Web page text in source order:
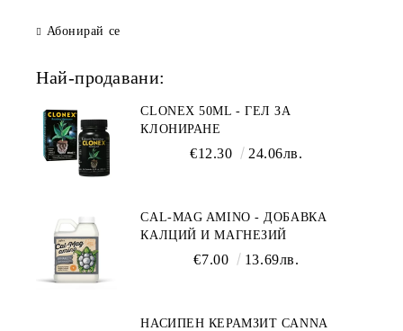
Абонирай се
Най-продавани:
CLONEX 50ML - ГЕЛ ЗА
КЛОНИРАНЕ
€12.30 24.06лв.
CAL-MAG AMINO - ДОБАВКА
КАЛЦИЙ И МАГНЕЗИЙ
€7.00 13.69лв.
НАСИПЕН КЕРАМЗИТ CANNA